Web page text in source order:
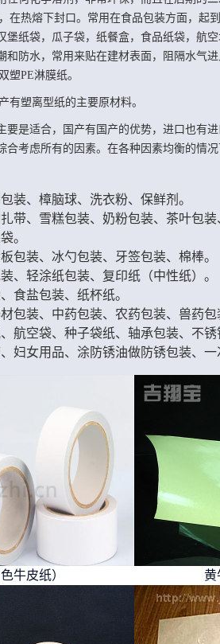
在热熔下封口。常用在食品包装方面，起
堡纸袋，瓜子袋，纸餐盒，食品纸袋，航
和防水，常用来贴在建材表面，阻隔水气
塑PE淋膜纸。
有塑离型纸的主要原材料。
要是适合，国产有国产的优势，进口也有
合考虑所有的因素。在各种因素均衡的情
装、樟脑球、洗衣粉、保鲜剂。
带、雪糕包装、奶粉包装、茶叶包
。
包装、冰勺包装、牙签包装、棉棒。
、轻涂纸包装、复印纸（中性纸）。
食盐包装、纸杯纸。
包装、中药包装、农药包装、兽药包
航空袋、种子袋纸、轴承包装、不
妇女用品、涂防锈油做防锈包装、
牛皮纸） 黄